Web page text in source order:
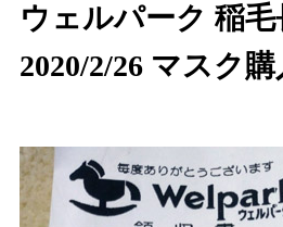
ウェルパーク 稲毛
2020/2/26 マスク購